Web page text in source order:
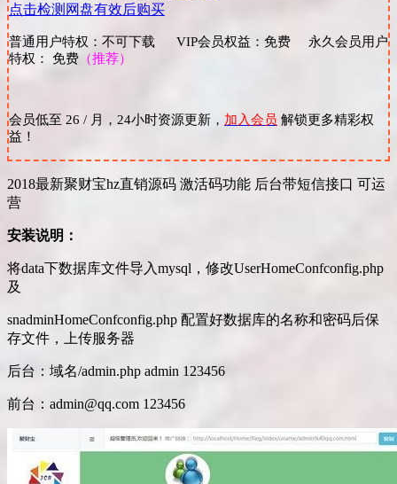
点击检测网盘有效后购买
普通用户特权：不可下载 VIP会员权益：免费 永久会员用户
特权： 免费 （推荐）
会员低至 26 / 月，24小时资源更新， 加入会员 解锁更多精彩权
益！
2018最新聚财宝hz直销源码 激活码功能 后台带短信接口 可运
营
安装说明：
将data下数据库文件导入mysql，修改UserHomeConfconfig.php
及
snadminHomeConfconfig.php 配置好数据库的名称和密码后保
存文件，上传服务器
后台：域名/admin.php admin 123456
前台：admin@qq.com 123456